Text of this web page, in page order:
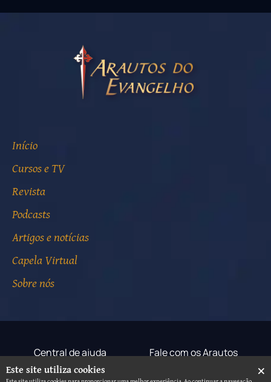
Início
Cursos e TV
Revista
Podcasts
Artigos e notícias
Capela Virtual
Sobre nós
Central de ajuda Fale com os Arautos
Termos de uso
Este site utiliza cookies ×